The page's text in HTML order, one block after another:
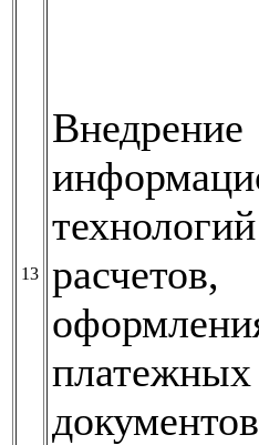
13
Внедрение
расчетов,
платежных
документов